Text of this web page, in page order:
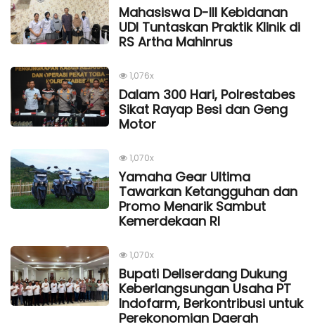
Mahasiswa D-III Kebidanan
UDI Tuntaskan Praktik Klinik di
RS Artha Mahinrus
1,076x
Dalam 300 Hari, Polrestabes
Sikat Rayap Besi dan Geng
Motor
1,070x
Yamaha Gear Ultima
Tawarkan Ketangguhan dan
Promo Menarik Sambut
Kemerdekaan Rl
1,070x
Bupati Deliserdang Dukung
Keberlangsungan Usaha PT
Indofarm, Berkontribusi untuk
Perekonomian Daerah